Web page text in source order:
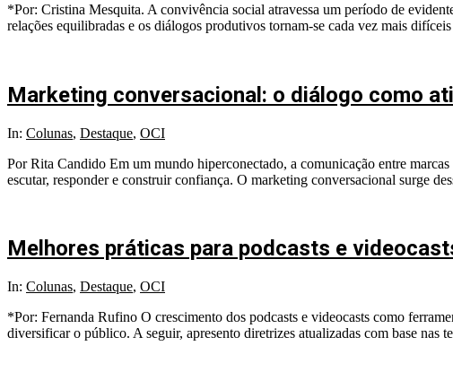
03
*Por: Cristina Mesquita. A convivência social atravessa um período de
relações equilibradas e os diálogos produtivos tornam-se cada vez mais
Marketing conversacional: o diálogo como
2026-
06
In: Colunas, Destaque, OCI
Por Rita Candido Em um mundo hiperconectado, a comunicação entre
escutar, responder e construir confiança. O marketing conversacional surge
Melhores práticas para podcasts e
2025-
02
In: Colunas, Destaque, OCI
*Por: Fernanda Rufino O crescimento dos podcasts e videocasts como
diversificar o público. A seguir, apresento diretrizes atualizadas com base nas